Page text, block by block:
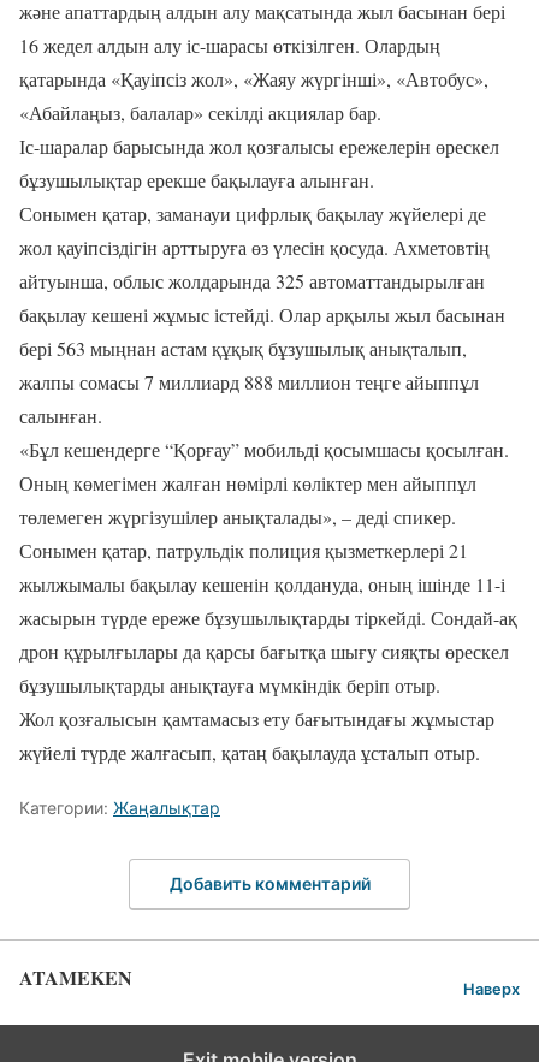
және апаттардың алдын алу мақсатында жыл басынан бері
16 жедел алдын алу іс-шарасы өткізілген. Олардың
қатарында «Қауіпсіз жол», «Жаяу жүргінші», «Автобус»,
«Абайлаңыз, балалар» секілді акциялар бар.
Іс-шаралар барысында жол қозғалысы ережелерін өрескел
бұзушылықтар ерекше бақылауға алынған.
Сонымен қатар, заманауи цифрлық бақылау жүйелері де
жол қауіпсіздігін арттыруға өз үлесін қосуда. Ахметовтің
айтуынша, облыс жолдарында 325 автоматтандырылған
бақылау кешені жұмыс істейді. Олар арқылы жыл басынан
бері 563 мыңнан астам құқық бұзушылық анықталып,
жалпы сомасы 7 миллиард 888 миллион теңге айыппұл
салынған.
«Бұл кешендерге “Қорғау” мобильді қосымшасы қосылған.
Оның көмегімен жалған нөмірлі көліктер мен айыппұл
төлемеген жүргізушілер анықталады», – деді спикер.
Сонымен қатар, патрульдік полиция қызметкерлері 21
жылжымалы бақылау кешенін қолдануда, оның ішінде 11-і
жасырын түрде ереже бұзушылықтарды тіркейді. Сондай-ақ
дрон құрылғылары да қарсы бағытқа шығу сияқты өрескел
бұзушылықтарды анықтауға мүмкіндік беріп отыр.
Жол қозғалысын қамтамасыз ету бағытындағы жұмыстар
жүйелі түрде жалғасып, қатаң бақылауда ұсталып отыр.
Категории: Жаңалықтар
Добавить комментарий
ATAMEKEN Наверх